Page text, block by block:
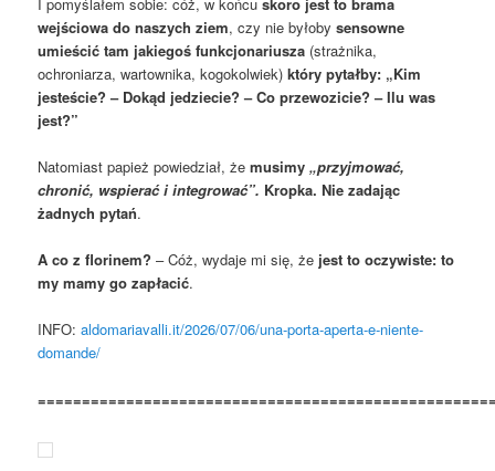
wejściowa do naszych ziem, czy nie byłobysensowne
umieścić tam jakiegoś funkcjonariusza (strażnika,
ochroniarza, wartownika, kogokolwiek)który pytałby: „Kim
jesteście? – Dokąd jedziecie? – Co przewozicie? – Ilu was
jest?”
Natomiast papież powiedział, żemusimy„przyjmować,
chronić, wspierać i integrować”. Kropka. Nie zadając
żadnych pytań.
A co z florinem? – Cóż, wydaje mi się, że jest to oczywiste: to
my mamy go zapłacić.
INFO:aldomariavalli.it/2026/07/06/una-porta-aperta-e-niente-
domande/